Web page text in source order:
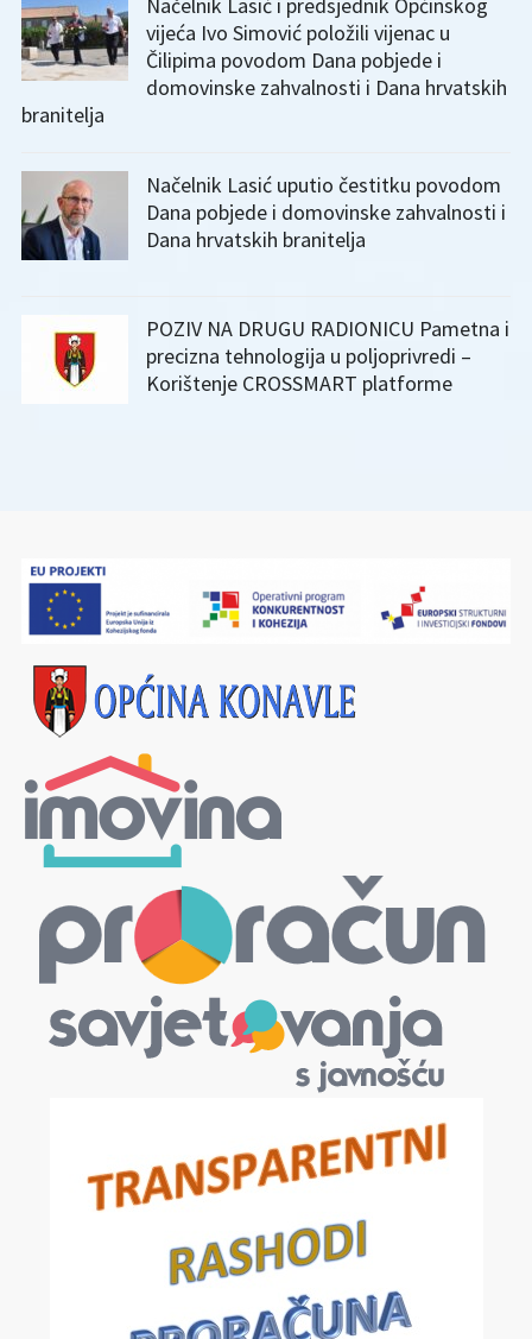
vijeća Ivo Simović položili vijenac u
Čilipima povodom Dana pobjede i
domovinske zahvalnosti i Dana hrvatskih
branitelja
Načelnik Lasić uputio čestitku povodom
Dana pobjede i domovinske zahvalnosti i
Dana hrvatskih branitelja
POZIV NA DRUGU RADIONICU Pametna i
precizna tehnologija u poljoprivredi –
Korištenje CROSSMART platforme